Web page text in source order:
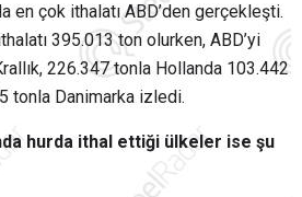
en çok ithalatı ABD’den gerçekleşti.
395.013 ton olurken, ABD’yi
226.347 tonla Hollanda 103.442
tonla Danimarka izledi.
hurda ithal ettiği ülkeler ise şu